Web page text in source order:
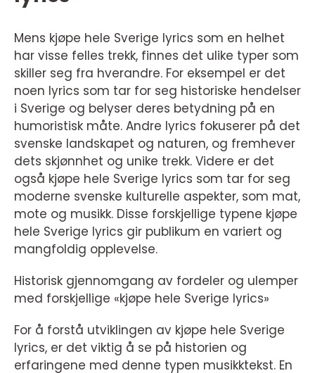
Mens kjøpe hele Sverige lyrics som en helhet
har visse felles trekk, finnes det ulike typer som
skiller seg fra hverandre. For eksempel er det
noen lyrics som tar for seg historiske hendelser
i Sverige og belyser deres betydning på en
humoristisk måte. Andre lyrics fokuserer på det
svenske landskapet og naturen, og fremhever
dets skjønnhet og unike trekk. Videre er det
også kjøpe hele Sverige lyrics som tar for seg
moderne svenske kulturelle aspekter, som mat,
mote og musikk. Disse forskjellige typene kjøpe
hele Sverige lyrics gir publikum en variert og
mangfoldig opplevelse.
Historisk gjennomgang av fordeler og ulemper
med forskjellige «kjøpe hele Sverige lyrics»
For å forstå utviklingen av kjøpe hele Sverige
lyrics, er det viktig å se på historien og
erfaringene med denne typen musikktekst. En